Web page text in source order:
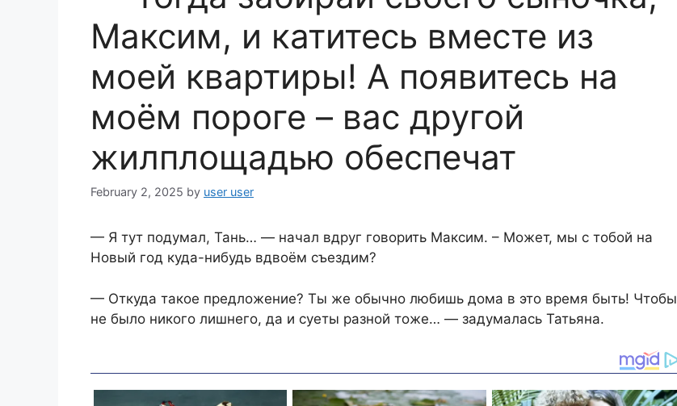
Максим, и катитесь вместе из
моей квартиры! А появитесь на
моём пороге – вас другой
жилплощадью обеспечат
February 2, 2025 by user user
— Я тут подумал, Тань… — начал вдруг говорить Максим. – Может, мы с тобой на
Новый год куда-нибудь вдвоём съездим?
— Откуда такое предложение? Ты же обычно любишь дома в это время быть! Чтобы
не было никого лишнего, да и суеты разной тоже… — задумалась Татьяна.